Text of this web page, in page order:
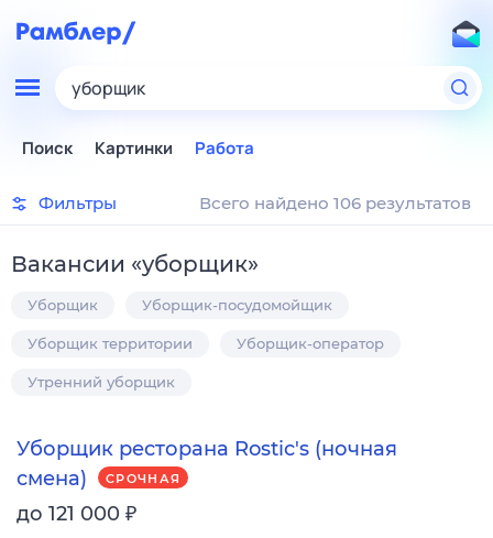
уборщик
Поиск Картинки Работа
Фильтры Всего найдено 106 результатов
Вакансии «уборщик»
Уборщик Уборщик-посудомойщик
Уборщик территории Уборщик-оператор
Утренний уборщик
Уборщик ресторана Rostic's (ночная
смена)
СРОЧНАЯ
до 121 000 ₽